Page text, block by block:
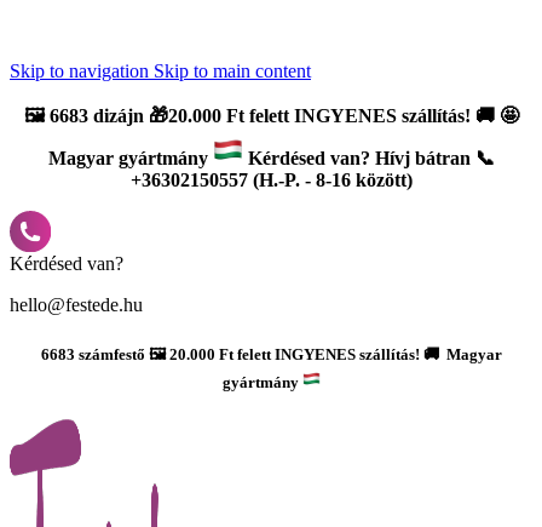
Skip to navigation Skip to main content
🖼️6683 dizájn 🎁20.000 Ft felett INGYENES szállítás! 🚚 🤩
Magyar gyártmány
Kérdésed van? Hívj bátran 📞
+36302150557 (H.-P. - 8-16 között)
Kérdésed van?
hello@festede.hu
6683 számfestő 🖼️ 20.000 Ft felett INGYENES szállítás! 🚚 Magyar
gyártmány